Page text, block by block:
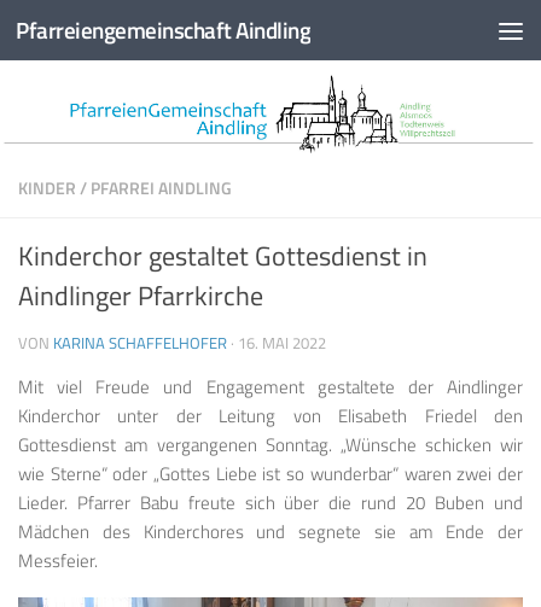
Zum Inhalt springen
Pfarreiengemeinschaft Aindling
KINDER/PFARREI AINDLING
Kinderchor gestaltet Gottesdienst in
Aindlinger Pfarrkirche
VON KARINA SCHAFFELHOFER · 16. MAI 2022
Mit viel Freude und Engagement gestaltete der Aindlinger
Kinderchor unter der Leitung von Elisabeth Friedel den
Gottesdienst am vergangenen Sonntag. „Wünsche schicken wir
wie Sterne“ oder „Gottes Liebe ist so wunderbar“ waren zwei der
Lieder. Pfarrer Babu freute sich über die rund 20 Buben und
Mädchen des Kinderchores und segnete sie am Ende der
Messfeier.